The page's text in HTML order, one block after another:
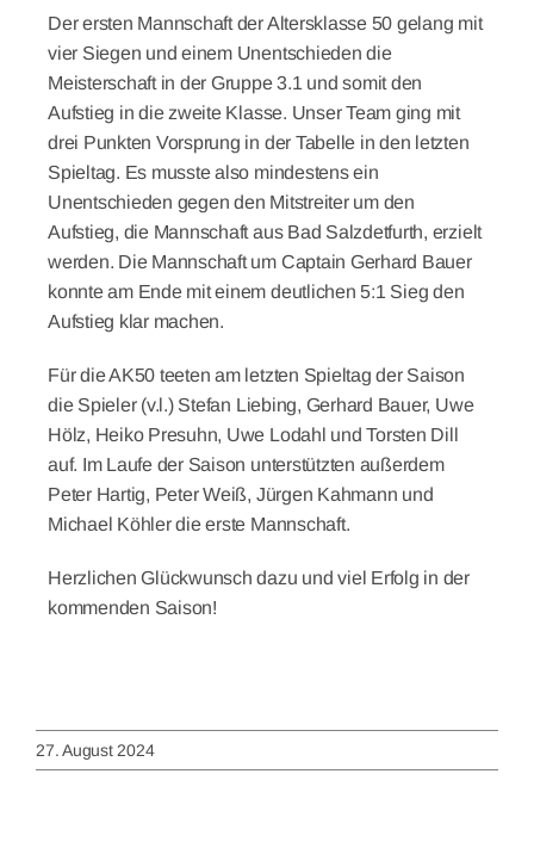
Der ersten Mannschaft der Altersklasse 50 gelang mit
vier Siegen und einem Unentschieden die
Meisterschaft in der Gruppe 3.1 und somit den
Aufstieg in die zweite Klasse. Unser Team ging mit
drei Punkten Vorsprung in der Tabelle in den letzten
Spieltag. Es musste also mindestens ein
Unentschieden gegen den Mitstreiter um den
Aufstieg, die Mannschaft aus Bad Salzdetfurth, erzielt
werden. Die Mannschaft um Captain Gerhard Bauer
konnte am Ende mit einem deutlichen 5:1 Sieg den
Aufstieg klar machen.
Für die AK50 teeten am letzten Spieltag der Saison
die Spieler (v.l.) Stefan Liebing, Gerhard Bauer, Uwe
Hölz, Heiko Presuhn, Uwe Lodahl und Torsten Dill
auf. Im Laufe der Saison unterstützten außerdem
Peter Hartig, Peter Weiß, Jürgen Kahmann und
Michael Köhler die erste Mannschaft.
Herzlichen Glückwunsch dazu und viel Erfolg in der
kommenden Saison!
27. August 2024